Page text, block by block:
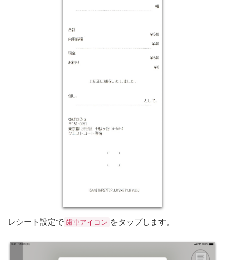
レシート設定で 歯車アイコン をタップします。